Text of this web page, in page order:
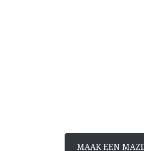
MAAK EEN